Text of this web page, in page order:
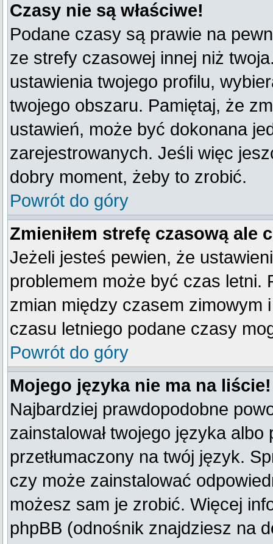
Czasy nie są właściwe!
Podane czasy są prawie na
ze strefy czasowej innej niż
ustawienia twojego profilu,
twojego obszaru. Pamiętaj, że
ustawień, może być dokonana
zarejestrowanych. Jeśli więc
dobry moment, żeby to zrobić.
Powrót do góry
Zmieniłem strefę czasową ale
Jeżeli jesteś pewien, że
problemem może być czas letni.
zmian między czasem zimowym
czasu letniego podane czasy
Powrót do góry
Mojego języka nie ma na liście!
Najbardziej prawdopodobne
zainstalował twojego języka
przetłumaczony na twój język.
czy może zainstalować
możesz sam je zrobić. Więcej
phpBB (odnośnik znajdziesz na